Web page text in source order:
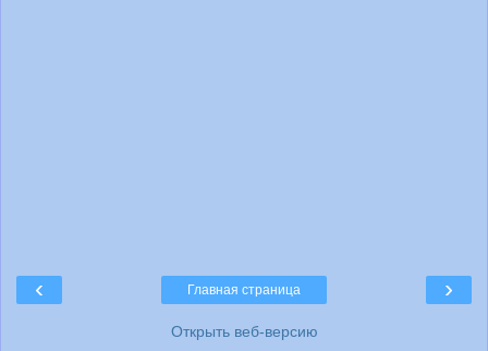
‹ ›
Главная страница
Открыть веб-версию